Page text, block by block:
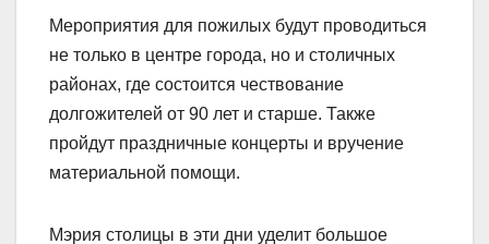
Мероприятия для пожилых будут проводиться
не только в центре города, но и столичных
районах, где состоится чествование
долгожителей от 90 лет и старше. Также
пройдут праздничные концерты и вручение
материальной помощи.
Мэрия столицы в эти дни уделит большое